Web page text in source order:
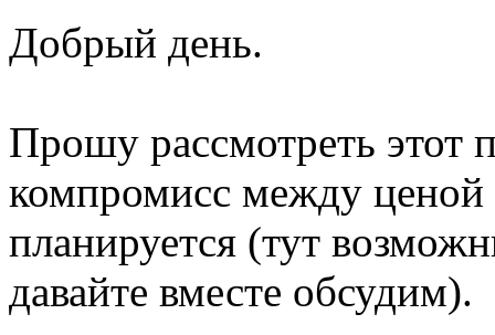
Добрый день.
Прошу рассмотреть этот
компромисс между ценой
планируется (тут
давайте вместе обсудим).